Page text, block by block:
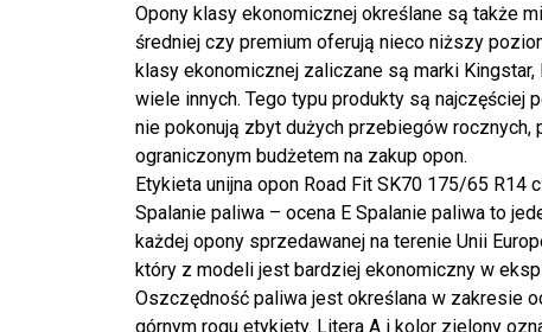
Opony klasy ekonomicznej określane są także
średniej czy premium oferują nieco niższy
klasy ekonomicznej zaliczane są marki Kingstar,
wiele innych. Tego typu produkty są najczęściej
nie pokonują zbyt dużych przebiegów
ograniczonym budżetem na zakup opon.
Etykieta unijna opon Road Fit SK70 175/65 R14
Spalanie paliwa – ocena E Spalanie paliwa to
każdej opony sprzedawanej na terenie Unii
który z modeli jest bardziej ekonomiczny w
Oszczędność paliwa jest określana w zakresie
górnym rogu etykiety. Litera A i kolor zielony